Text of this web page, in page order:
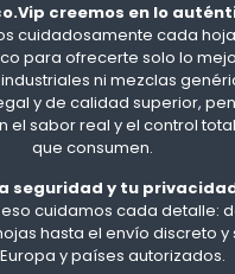
creemos en lo
cuidadosamente cada
para ofrecerte solo lo
ni mezclas
y de calidad superior,
el sabor real y el control
que consumen.
seguridad y tu
cuidamos cada detalle:
hasta el envío discreto y
y países autorizados.